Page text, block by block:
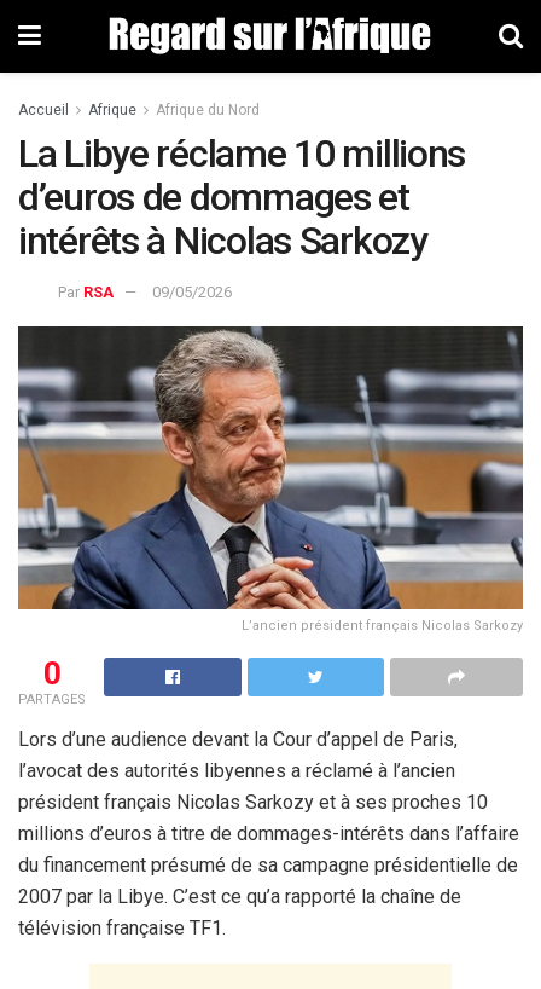
Accueil Afrique Afrique du Nord
La Libye réclame 10 millions
d’euros de dommages et
intérêts à Nicolas Sarkozy
Par RSA 09/05/2026
L’ancien président français Nicolas Sarkozy
0
PARTAGES
Lors d’une audience devant la Cour d’appel de Paris,
l’avocat des autorités libyennes a réclamé à l’ancien
président français Nicolas Sarkozy et à ses proches 10
millions d’euros à titre de dommages-intérêts dans l’affaire
du financement présumé de sa campagne présidentielle de
2007 par la Libye. C’est ce qu’a rapporté la chaîne de
télévision française TF1.